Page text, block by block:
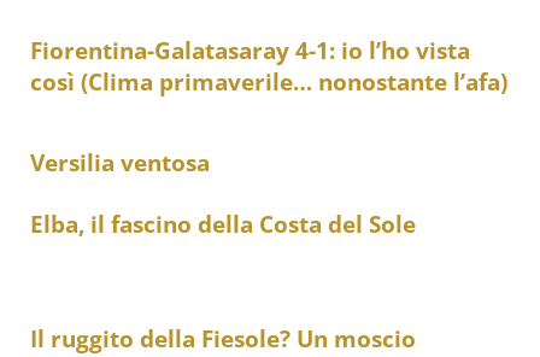
Fiorentina-Galatasaray 4-1: io l’ho vista
così (Clima primaverile… nonostante l’afa)
Versilia ventosa
Elba, il fascino della Costa del Sole
Il ruggito della Fiesole? Un moscio